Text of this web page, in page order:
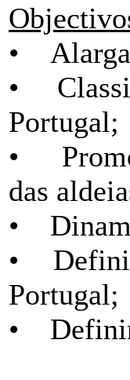
•
•
Portugal;
•
das
•
• Definir
Portugal;
• Definir